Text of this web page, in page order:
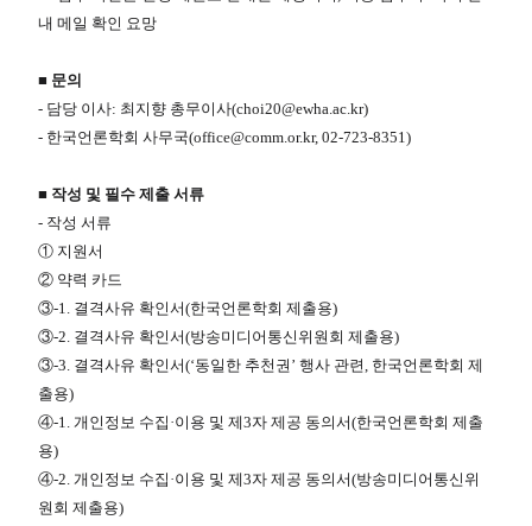
내 메일 확인 요망
■​​ 문의
- 담당 이사: 최지향 총무이사(choi20@ewha.ac.kr)​
- 한국언론학회 사무국(office@comm.or.kr, 02-723-8351)
■​ 작성 및 필수 제출 서류
- 작성 서류
① 지원서
② 약력 카드
③-1. 결격사유 확인서(한국언론학회 제출용)
③-2. 결격사유 확인서(방송미디어통신위원회 제출용)
③-3. 결격사유 확인서(‘동일한 추천권’ 행사 관련, 한국언론학회 제
출용)
④-1. 개인정보 수집·이용 및 제3자 제공 동의서(한국언론학회 제출
용)
④-2. 개인정보 수집·이용 및 제3자 제공 동의서(방송미디어통신위
원회 제출용)